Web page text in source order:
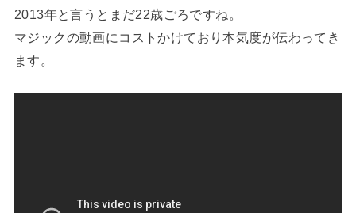
2013年と言うとまだ22歳ごろですね。
マジックの動画にコストかけており本気度が伝わってき
ます。